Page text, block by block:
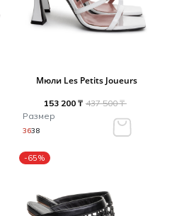
Мюли Les Petits Joueurs
153 200 ₸ 437 500 ₸
Размер
3638
-65%